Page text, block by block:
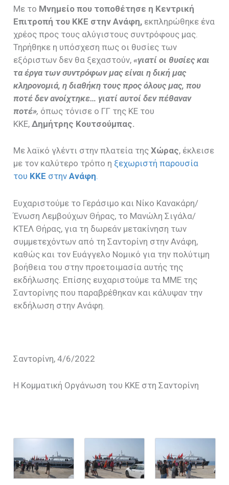
Με το Μνημείο που τοποθέτησε η Κεντρική
Επιτροπή του ΚΚΕ στην Ανάφη, εκπληρώθηκε ένα
χρέος προς τους αλύγιστους συντρόφους μας.
Τηρήθηκε η υπόσχεση πως οι θυσίες των
εξόριστων δεν θα ξεχαστούν,«γιατί οι θυσίες και
τα έργα των συντρόφων μας είναι η δική μας
κληρονομιά, η διαθήκη τους προς όλους μας, που
ποτέ δεν ανοίχτηκε… γιατί αυτοί δεν πέθαναν
ποτέ», όπως τόνισε ο ΓΓ της ΚΕ του
ΚΚΕ,Δημήτρης Κουτσούμπας.
Με λαϊκό γλέντι στην πλατεία τηςΧώρας, έκλεισε
με τον καλύτερο τρόπο η ξεχωριστή παρουσία
του ΚΚΕ στηνΑνάφη.
Ευχαριστούμε το Γεράσιμο και Νίκο Κανακάρη/
Ένωση Λεμβούχων Θήρας, το Μανώλη Σιγάλα/
ΚΤΕΛ Θήρας, για τη δωρεάν μετακίνηση των
συμμετεχόντων από τη Σαντορίνη στην Ανάφη,
καθώς και τον Ευάγγελο Νομικό για την πολύτιμη
βοήθεια του στην προετοιμασία αυτής της
εκδήλωσης. Επίσης ευχαριστούμε τα ΜΜΕ της
Σαντορίνης που παραβρέθηκαν και κάλυψαν την
εκδήλωση στην Ανάφη.
Σαντορίνη, 4/6/2022
Η Κομματική Οργάνωση του ΚΚΕ στη Σαντορίνη